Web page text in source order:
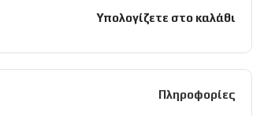
Υπολογίζετε στο καλάθι
Πληροφορίες